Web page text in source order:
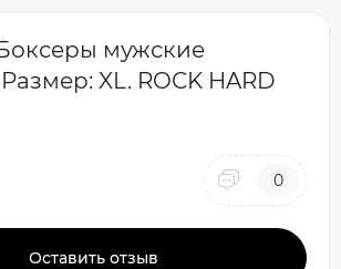
мужские
XL. ROCK HARD
0
Оставить отзыв